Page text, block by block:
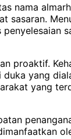
nama
sasaran.
proaktif.
yang
yang